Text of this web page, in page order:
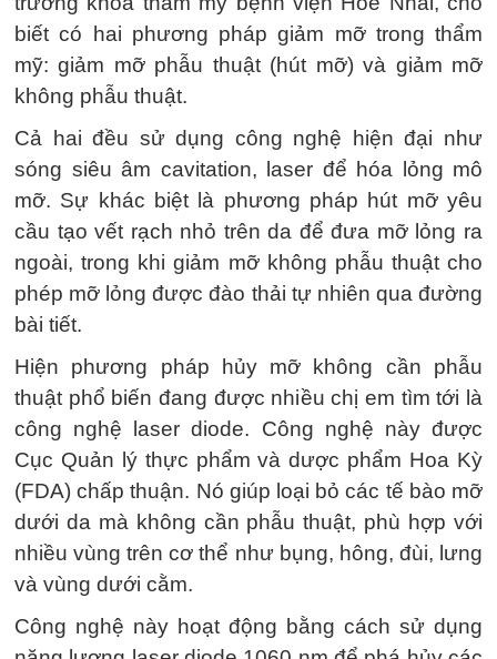
biết có hai phương pháp giảm mỡ trong thẩm
mỹ: giảm mỡ phẫu thuật (hút mỡ) và giảm mỡ
không phẫu thuật.
Cả hai đều sử dụng công nghệ hiện đại như
sóng siêu âm cavitation, laser để hóa lỏng mô
mỡ. Sự khác biệt là phương pháp hút mỡ yêu
cầu tạo vết rạch nhỏ trên da để đưa mỡ lỏng ra
ngoài, trong khi giảm mỡ không phẫu thuật cho
phép mỡ lỏng được đào thải tự nhiên qua đường
bài tiết.
Hiện phương pháp hủy mỡ không cần phẫu
thuật phổ biến đang được nhiều chị em tìm tới là
công nghệ laser diode. Công nghệ này được
Cục Quản lý thực phẩm và dược phẩm Hoa Kỳ
(FDA) chấp thuận. Nó giúp loại bỏ các tế bào mỡ
dưới da mà không cần phẫu thuật, phù hợp với
nhiều vùng trên cơ thể như bụng, hông, đùi, lưng
và vùng dưới cằm.
Công nghệ này hoạt động bằng cách sử dụng